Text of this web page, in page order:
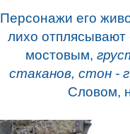
Персонажи его
лихо
мостовым,
стаканов, стон -
Словом,